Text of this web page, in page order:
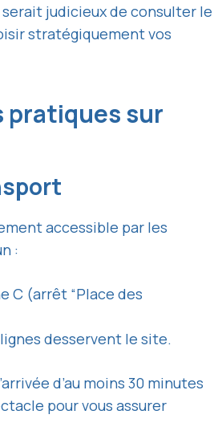
judicieux de consulter le
stratégiquement vos
pratiques sur
accessible par les
:
C (arrêt “Place des
desservent le site.
d’au moins 30 minutes
pour vous assurer